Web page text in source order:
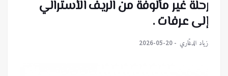
رحلة غير مألوفة من الريف الأسترالي
إلى عرفات .
زياد الدغّاري 2026-05-20